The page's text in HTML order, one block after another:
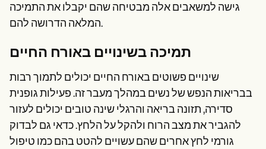
גישה למשאבים אלה מבטיחה שהם יקבלו את התמיכה
המלאה הדרושה להם.
תמיכה בשינויים באורח החיים
שינויים פשוטים באורח החיים יכולים לתמוך רבות
בבריאות הנפש של נשים במהלך מעבר זה. פעילות גופנית
סדירה, תזונה בריאה והרגלי שינה טובים יכולים לעזור
להגביר את מצב הרוח ולהקל על הלחץ. כדאי גם לבדוק
גורמי לחץ אחרים שהם עשויים להטט בהם כמו טיפול